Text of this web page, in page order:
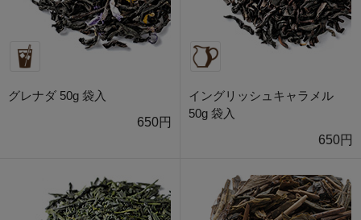
グレナダ 50g 袋入
650円
イングリッシュキャラメル
50g 袋入
650円